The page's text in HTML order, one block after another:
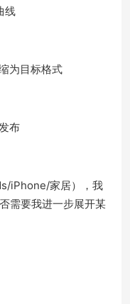
线
为目标格式
布
iPhone/家居），我
需要我进一步展开某